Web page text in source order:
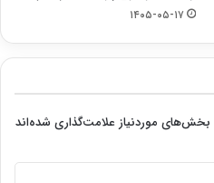
۱۴۰۵-۰۵-۱۷
بخش‌های موردنیاز علامت‌گذاری شده‌اند